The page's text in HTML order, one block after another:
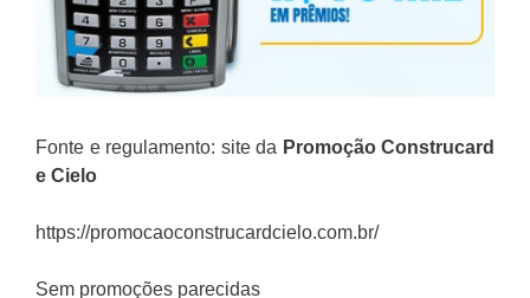
Fonte e regulamento: site da Promoção Construcard
e Cielo
https://promocaoconstrucardcielo.com.br/
Sem promoções parecidas